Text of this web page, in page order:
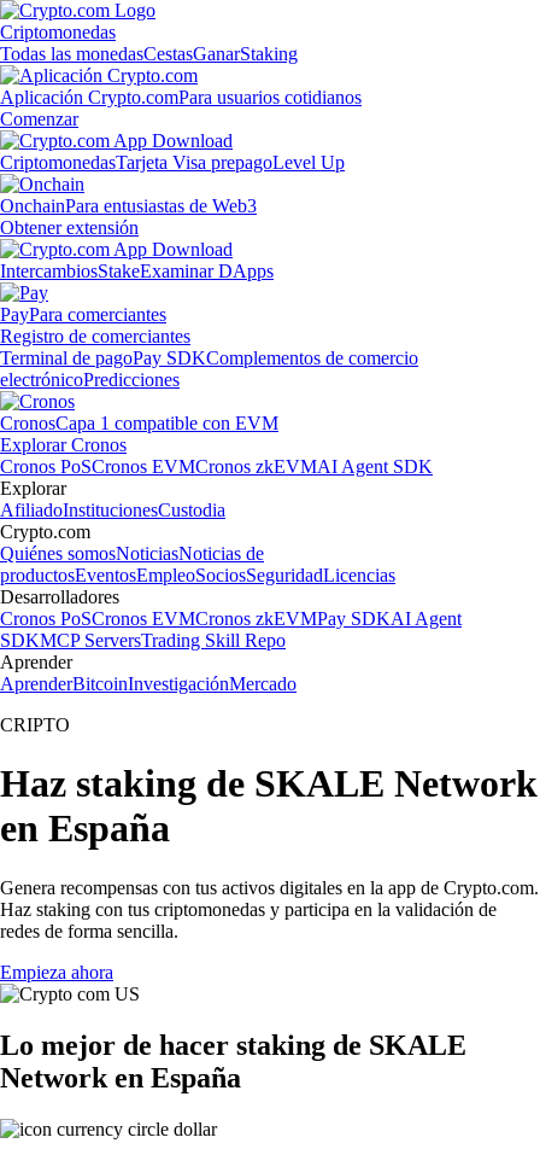
Criptomonedas
Todas las monedasCestasGanarStaking
Aplicación Crypto.comPara usuarios cotidianos
Comenzar
CriptomonedasTarjeta Visa prepagoLevel Up
OnchainPara entusiastas de Web3
Obtener extensión
IntercambiosStakeExaminar DApps
PayPara comerciantes
Registro de comerciantes
Terminal de pagoPay SDKComplementos de comercio
electrónicoPredicciones
CronosCapa 1 compatible con EVM
Explorar Cronos
Cronos PoSCronos EVMCronos zkEVMAI Agent SDK
Explorar
AfiliadoInstitucionesCustodia
Crypto.com
Quiénes somosNoticiasNoticias de
productosEventosEmpleoSociosSeguridadLicencias
Desarrolladores
Cronos PoSCronos EVMCronos zkEVMPay SDKAI Agent
SDKMCP ServersTrading Skill Repo
Aprender
AprenderBitcoinInvestigaciónMercado
CRIPTO
Haz staking de SKALE Network
en España
Genera recompensas con tus activos digitales en la app de Crypto.com.
Haz staking con tus criptomonedas y participa en la validación de
redes de forma sencilla.
Empieza ahora
Lo mejor de hacer staking de SKALE
Network en España